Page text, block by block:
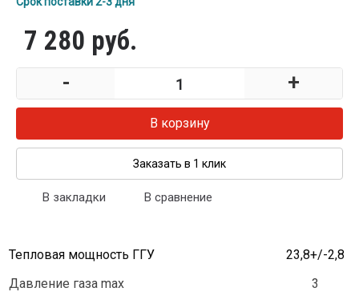
7 280 руб.
- +
В корзину
Заказать в 1 клик
В закладки В сравнение
Тепловая мощность ГГУ
23,8+/-2,8
Давление газа max
3